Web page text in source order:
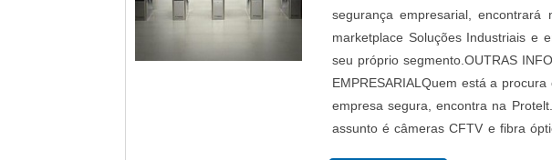
segurança empresarial,
marketplace Soluções Industriais e
seu próprio segmento.OUTRAS
EMPRESARIALQuem está a
empresa segura, encontra na
assunto é câmeras CFTV e fibra